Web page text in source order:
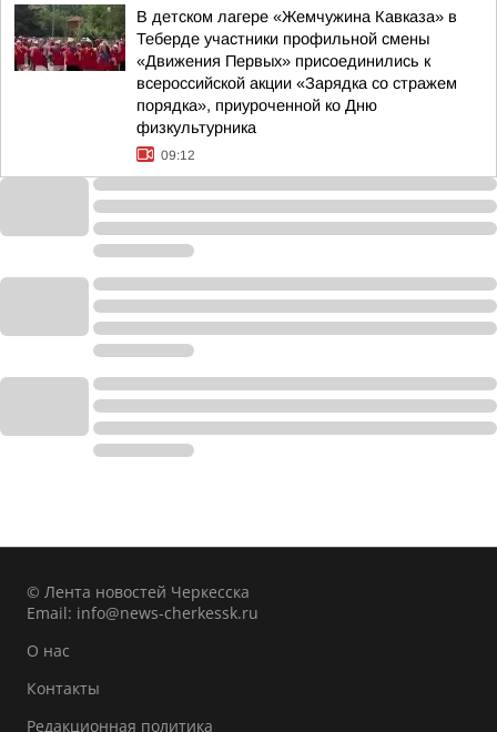
В детском лагере «Жемчужина Кавказа» в
Теберде участники профильной смены
«Движения Первых» присоединились к
всероссийской акции «Зарядка со стражем
порядка», приуроченной ко Дню
физкультурника
09:12
© Лента новостей Черкесска
Email: info@news-cherkessk.ru
О нас
Контакты
Редакционная политика